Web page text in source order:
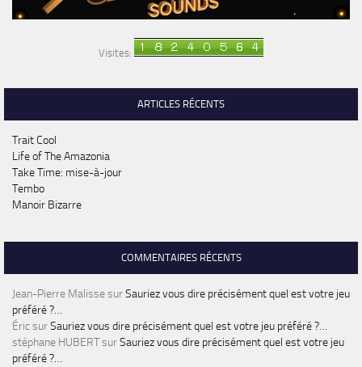
Visites:
ARTICLES RÉCENTS
Trait Cool
Life of The Amazonia
Take Time: mise-à-jour
Tembo
Manoir Bizarre
COMMENTAIRES RÉCENTS
Jean-Pierre MalissesurSauriez vous dire précisément quel est votre jeu
préféré ?…
ÉricsurSauriez vous dire précisément quel est votre jeu préféré ?…
stéphane HUBERTsurSauriez vous dire précisément quel est votre jeu
préféré ?…